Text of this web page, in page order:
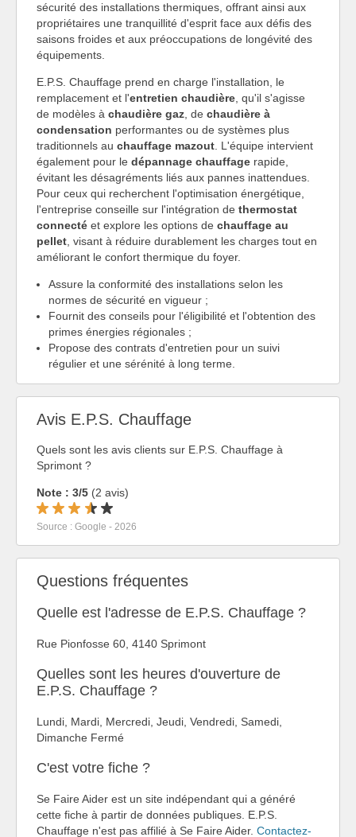
sécurité des installations thermiques, offrant ainsi aux
propriétaires une tranquillité d'esprit face aux défis des
saisons froides et aux préoccupations de longévité des
équipements.
E.P.S. Chauffage prend en charge l'installation, le
remplacement et l'entretien chaudière , qu'il s'agisse
de modèles à chaudière gaz , de chaudière à
condensation performantes ou de systèmes plus
traditionnels au chauffage mazout . L'équipe intervient
également pour le dépannage chauffage rapide,
évitant les désagréments liés aux pannes inattendues.
Pour ceux qui recherchent l'optimisation énergétique,
l'entreprise conseille sur l'intégration de thermostat
connecté et explore les options de chauffage au
pellet , visant à réduire durablement les charges tout en
améliorant le confort thermique du foyer.
Assure la conformité des installations selon les
normes de sécurité en vigueur ;
Fournit des conseils pour l'éligibilité et l'obtention des
primes énergies régionales ;
Propose des contrats d'entretien pour un suivi
régulier et une sérénité à long terme.
Avis E.P.S. Chauffage
Quels sont les avis clients sur E.P.S. Chauffage à
Sprimont ?
Note : 3/5 (2 avis)
Source : Google - 2026
Questions fréquentes
Quelle est l'adresse de E.P.S. Chauffage ?
Rue Pionfosse 60, 4140 Sprimont
Quelles sont les heures d'ouverture de
E.P.S. Chauffage ?
Lundi, Mardi, Mercredi, Jeudi, Vendredi, Samedi,
Dimanche Fermé
C'est votre fiche ?
Se Faire Aider est un site indépendant qui a généré
cette fiche à partir de données publiques. E.P.S.
Chauffage n'est pas affilié à Se Faire Aider. Contactez-